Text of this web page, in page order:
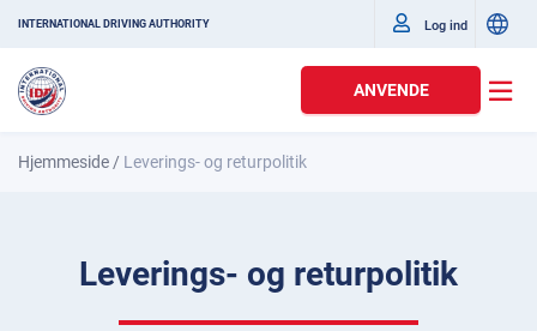
INTERNATIONAL DRIVING AUTHORITY Log ind
ANVENDE
Hjemmeside / Leverings- og returpolitik
Leverings- og returpolitik